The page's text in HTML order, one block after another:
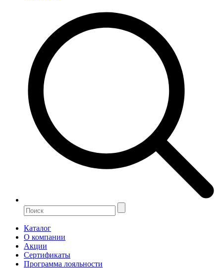
Каталог
О компании
Акции
Сертификаты
Программа лояльности